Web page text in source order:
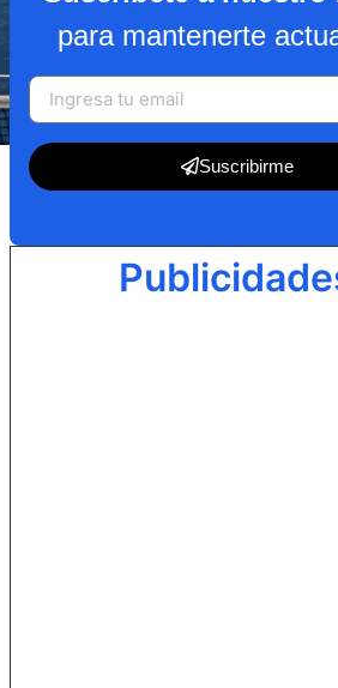
para mantenerte
Suscribirme